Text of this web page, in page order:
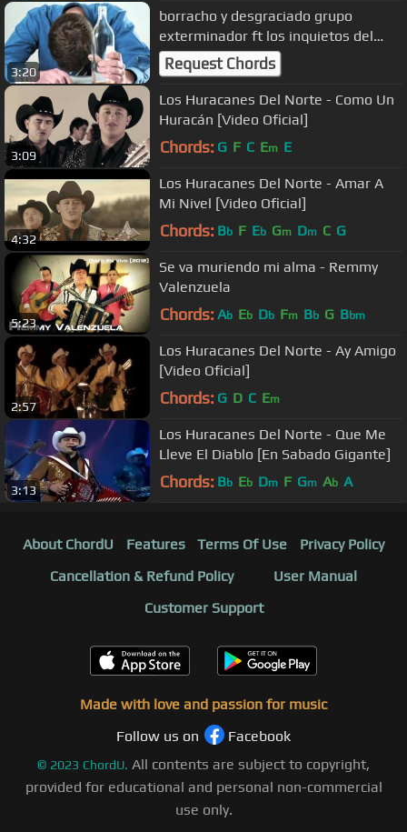
3:20
borracho y desgraciado grupo
exterminador ft los inquietos del
norte
Request Chords
3:09
Los Huracanes Del Norte - Como Un
Huracán [Video Oficial]
Chords: G F C Em E
4:32
Los Huracanes Del Norte - Amar A
Mi Nivel [Video Oficial]
Chords: Bb F Eb Gm Dm C G
5:23
Se va muriendo mi alma - Remmy
Valenzuela
Chords: Ab Eb Db Fm Bb G Bbm
2:57
Los Huracanes Del Norte - Ay Amigo
[Video Oficial]
Chords: G D C Em
3:13
Los Huracanes Del Norte - Que Me
Lleve El Diablo [En Sabado Gigante]
Chords: Bb Eb Dm F Gm Ab A
About ChordU Features Terms Of Use
Privacy Policy
Cancellation & Refund Policy
User Manual
Customer Support
Made with love and passion for music
Follow us on
Facebook
© 2023 ChordU. All contents are subject to copyright,
provided for educational and personal non-commercial
use only.